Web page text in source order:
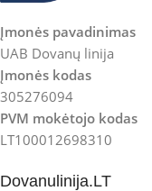
Įmonės pavadinimas
UAB Dovanų linija
Įmonės kodas
305276094
PVM mokėtojo kodas
LT100012698310
Dovanulinija.LT